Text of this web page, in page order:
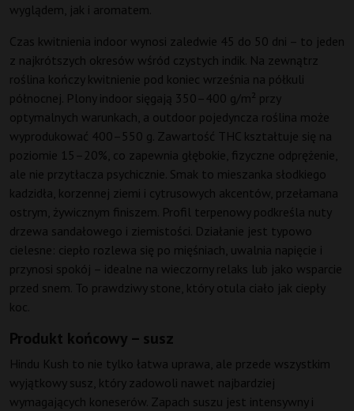
wyglądem, jak i aromatem.
Czas kwitnienia indoor wynosi zaledwie 45 do 50 dni – to jeden
z najkrótszych okresów wśród czystych indik. Na zewnątrz
roślina kończy kwitnienie pod koniec września na półkuli
północnej. Plony indoor sięgają 350–400 g/m² przy
optymalnych warunkach, a outdoor pojedyncza roślina może
wyprodukować 400–550 g. Zawartość THC kształtuje się na
poziomie 15–20%, co zapewnia głębokie, fizyczne odprężenie,
ale nie przytłacza psychicznie. Smak to mieszanka słodkiego
kadzidła, korzennej ziemi i cytrusowych akcentów, przełamana
ostrym, żywicznym finiszem. Profil terpenowy podkreśla nuty
drzewa sandałowego i ziemistości. Działanie jest typowo
cielesne: ciepło rozlewa się po mięśniach, uwalnia napięcie i
przynosi spokój – idealne na wieczorny relaks lub jako wsparcie
przed snem. To prawdziwy stone, który otula ciało jak ciepły
koc.
Produkt końcowy – susz
Hindu Kush to nie tylko łatwa uprawa, ale przede wszystkim
wyjątkowy susz, który zadowoli nawet najbardziej
wymagających koneserów. Zapach suszu jest intensywny i